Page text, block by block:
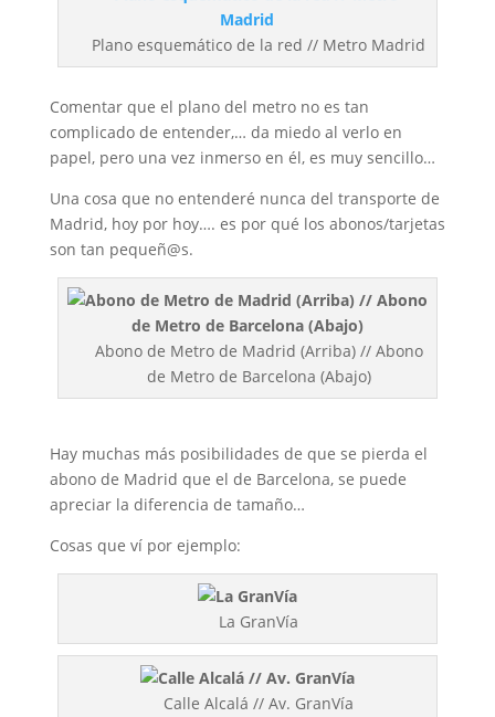
Plano esquemático de la red // Metro Madrid
Comentar que el plano del metro no es tan
complicado de entender,… da miedo al verlo en
papel, pero una vez inmerso en él, es muy sencillo…
Una cosa que no entenderé nunca del transporte de
Madrid, hoy por hoy…. es por qué los abonos/tarjetas
son tan pequeñ@s.
Abono de Metro de Madrid (Arriba) // Abono
de Metro de Barcelona (Abajo)
Hay muchas más posibilidades de que se pierda el
abono de Madrid que el de Barcelona, se puede
apreciar la diferencia de tamaño…
Cosas que ví por ejemplo:
La GranVía
Calle Alcalá // Av. GranVía